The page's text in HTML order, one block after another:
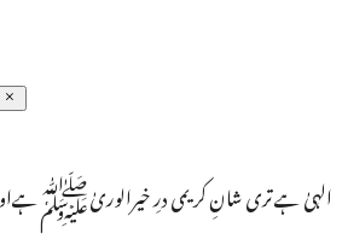
الہیٰ ہے تری شانِ کریمی درِ